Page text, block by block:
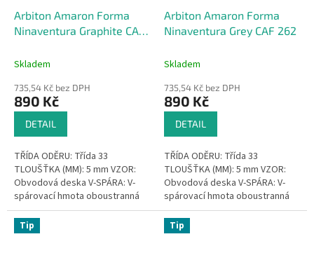
Arbiton Amaron Forma
Ninaventura Graphite CAF
Skladem
735,54 Kč bez DPH
890 Kč
DETAIL
TŘÍDA ODĚRU: Třída 33
TLOUŠŤKA (MM): 5 mm VZOR:
Obvodová deska V-SPÁRA: V-
spárovací hmota oboustranná
VODOTĚSNÝ: Voděodolnost
ŽÁDNÉ...
Arbiton Amaron Forma
Ninaventura Grey CAF 262
Skladem
735,54 Kč bez DPH
890 Kč
DETAIL
TŘÍDA ODĚRU: Třída 33
TLOUŠŤKA (MM): 5 mm VZOR:
Obvodová deska V-SPÁRA: V-
spárovací hmota oboustranná
VODOTĚSNÝ: Voděodolnost
ŽÁDNÉ...
Tip Tip